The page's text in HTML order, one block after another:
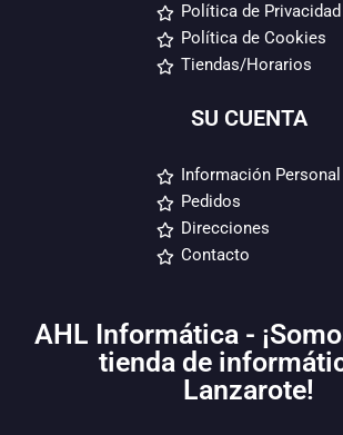
Política de Privacidad
Política de Cookies
Tiendas/Horarios
SU CUENTA
Información Personal
Pedidos
Direcciones
Contacto
AHL Informática -
tienda de
Lanzarote!